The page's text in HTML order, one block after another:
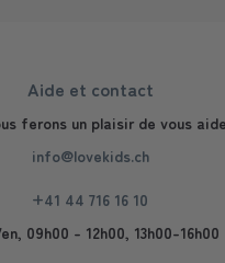
Aide et contact
ferons un plaisir de vous
info@lovekids.ch
+41 44 716 16 10
09h00 - 12h00, 13h00-16h00